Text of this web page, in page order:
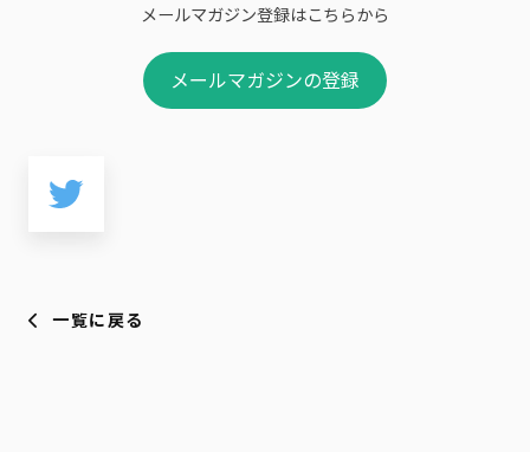
メールマガジン登録はこちらから
メールマガジンの登録
一覧に戻る